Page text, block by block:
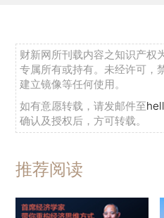
财新网所刊载内容之知识产权
专属所有或持有。未经许可，
建立镜像等任何使用。
如有意愿转载，请发邮件至
确认及授权后，方可转载。
推荐阅读